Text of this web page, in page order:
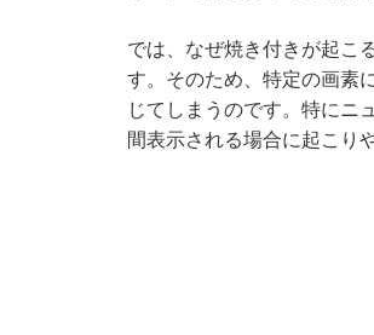
では、なぜ焼き付きが起こ
す。そのため、特定の画素
じてしまうのです。特にニ
間表示される場合に起こり